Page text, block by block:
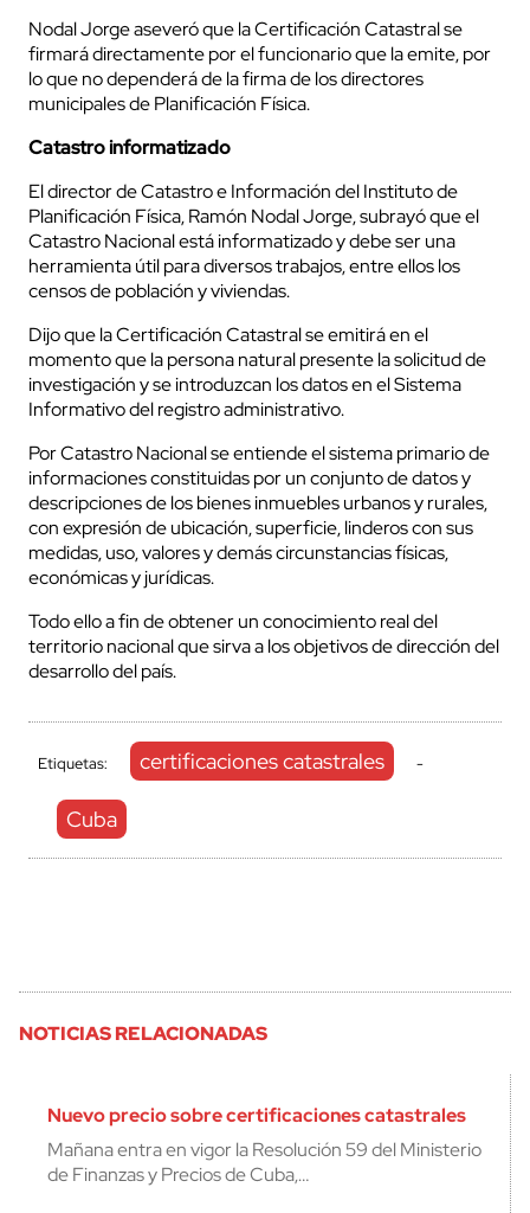
Nodal Jorge aseveró que la Certificación Catastral se
firmará directamente por el funcionario que la emite, por
lo que no dependerá de la firma de los directores
municipales de Planificación Física.
Catastro informatizado
El director de Catastro e Información del Instituto de
Planificación Física, Ramón Nodal Jorge, subrayó que el
Catastro Nacional está informatizado y debe ser una
herramienta útil para diversos trabajos, entre ellos los
censos de población y viviendas.
Dijo que la Certificación Catastral se emitirá en el
momento que la persona natural presente la solicitud de
investigación y se introduzcan los datos en el Sistema
Informativo del registro administrativo.
Por Catastro Nacional se entiende el sistema primario de
informaciones constituidas por un conjunto de datos y
descripciones de los bienes inmuebles urbanos y rurales,
con expresión de ubicación, superficie, linderos con sus
medidas, uso, valores y demás circunstancias físicas,
económicas y jurídicas.
Todo ello a fin de obtener un conocimiento real del
territorio nacional que sirva a los objetivos de dirección del
desarrollo del país.
Etiquetas: certificaciones catastrales -
Cuba
NOTICIAS RELACIONADAS
Nuevo precio sobre certificaciones catastrales
Mañana entra en vigor la Resolución 59 del Ministerio
de Finanzas y Precios de Cuba,…